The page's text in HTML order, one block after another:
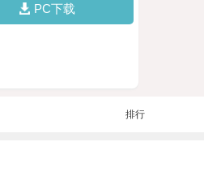
PC下载
排行